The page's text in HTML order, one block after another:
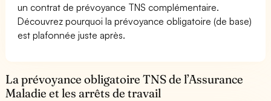
un contrat de prévoyance TNS complémentaire.
Découvrez pourquoi la prévoyance obligatoire (de base)
est plafonnée juste après.
La prévoyance obligatoire TNS de l’Assurance
Maladie et les arrêts de travail